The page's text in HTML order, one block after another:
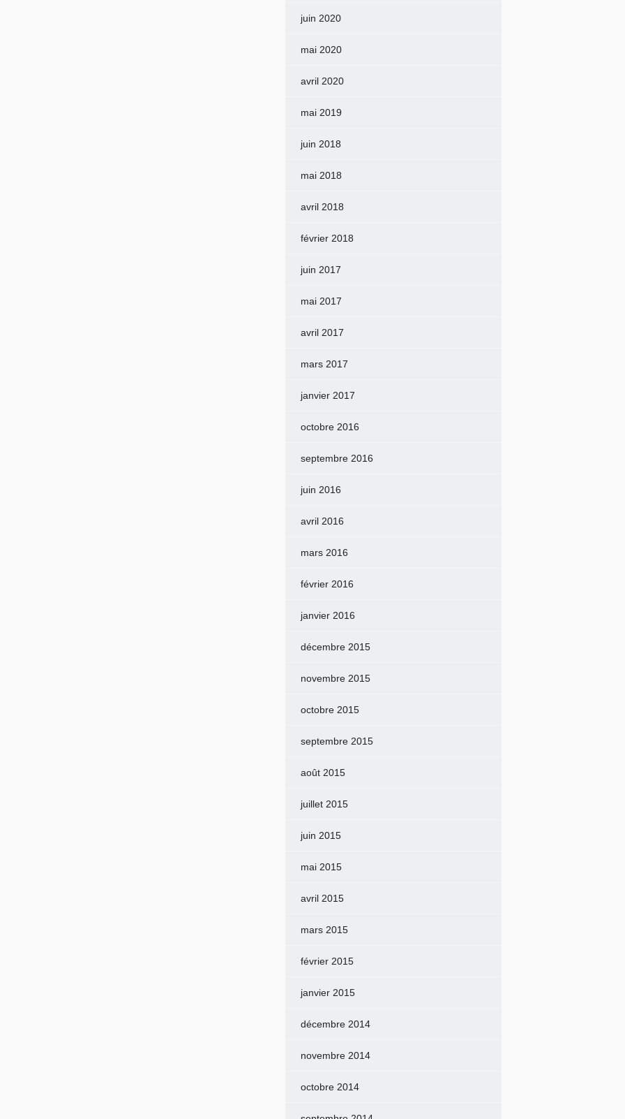
juin 2020
mai 2020
avril 2020
mai 2019
juin 2018
mai 2018
avril 2018
février 2018
juin 2017
mai 2017
avril 2017
mars 2017
janvier 2017
octobre 2016
septembre 2016
juin 2016
avril 2016
mars 2016
février 2016
janvier 2016
décembre 2015
novembre 2015
octobre 2015
septembre 2015
août 2015
juillet 2015
juin 2015
mai 2015
avril 2015
mars 2015
février 2015
janvier 2015
décembre 2014
novembre 2014
octobre 2014